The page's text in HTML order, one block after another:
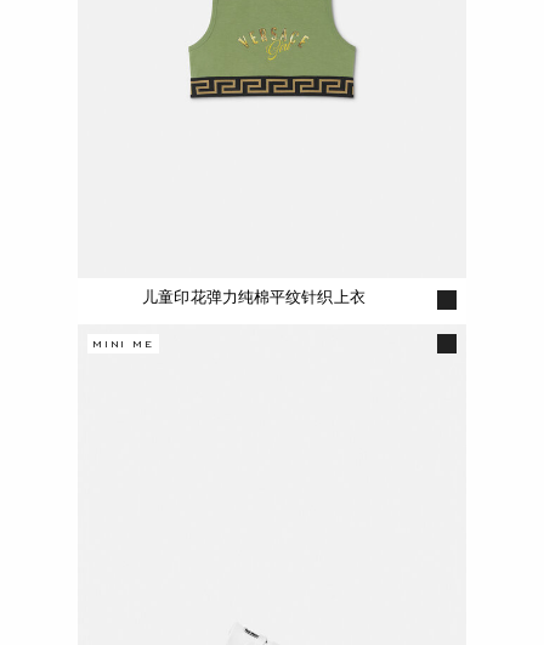
儿童印花弹力纯棉平纹针织上衣
MINI ME